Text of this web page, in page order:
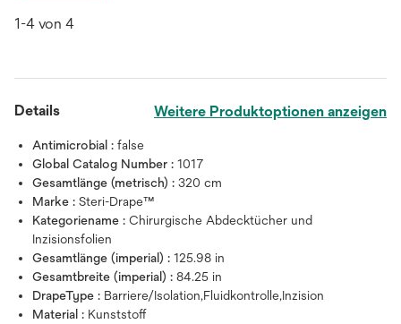
1-4 von 4
Details Weitere Produktoptionen anzeigen
Antimicrobial : false
Global Catalog Number : 1017
Gesamtlänge (metrisch) : 320 cm
Marke : Steri-Drape™
Kategoriename : Chirurgische Abdecktücher und
Inzisionsfolien
Gesamtlänge (imperial) : 125.98 in
Gesamtbreite (imperial) : 84.25 in
DrapeType : Barriere/Isolation,Fluidkontrolle,Inzision
Material : Kunststoff